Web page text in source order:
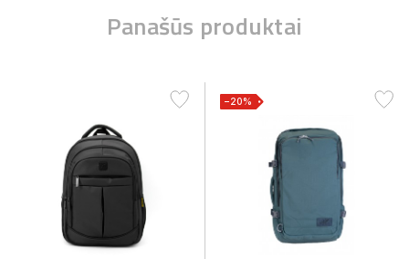
Panašūs produktai
−20%